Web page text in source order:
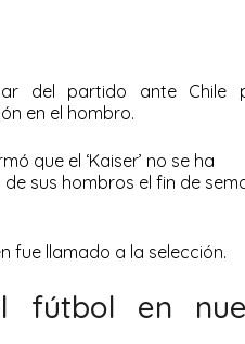
del partido ante Chile
en el hombro.
que el ‘Kaiser’ no se ha
sus hombros el fin de
fue llamado a la selección.
fútbol en